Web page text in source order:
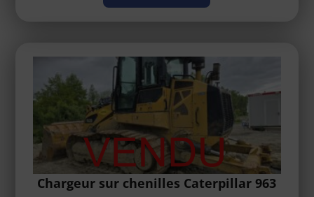
Chargeur sur chenilles Caterpillar 963